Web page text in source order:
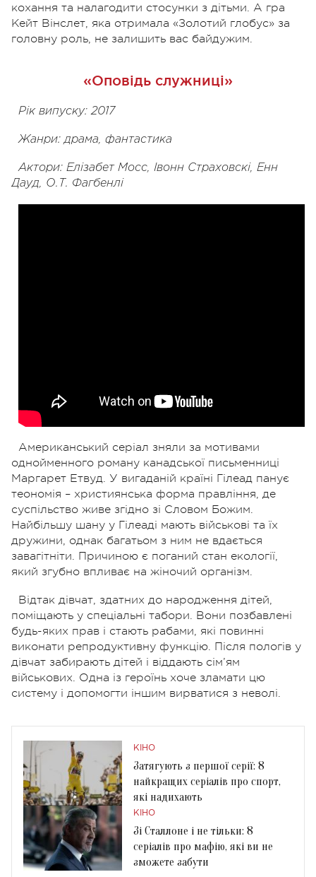
кохання та налагодити стосунки з дітьми. А гра
Кейт Вінслет, яка отримала «Золотий глобус» за
головну роль, не залишить вас байдужим.
«Оповідь служниці»
Рік випуску: 2017
Жанри: драма, фантастика
Актори: Елізабет Мосс, Івонн Страховскі, Енн
Дауд, О.Т. Фагбенлі
Американський серіал зняли за мотивами
однойменного роману канадської письменниці
Маргарет Етвуд. У вигаданій країні Гілеад панує
теономія – християнська форма правління, де
суспільство живе згідно зі Словом Божим.
Найбільшу шану у Гілеаді мають військові та їх
дружини, однак багатьом з ним не вдається
завагітніти. Причиною є поганий стан екології,
який згубно впливає на жіночий організм.
Відтак дівчат, здатних до народження дітей,
поміщають у спеціальні табори. Вони позбавлені
будь-яких прав і стають рабами, які повинні
виконати репродуктивну функцію. Після пологів у
дівчат забирають дітей і віддають сім’ям
військових. Одна із героїнь хоче зламати цю
систему і допомогти іншим вирватися з неволі.
КІНО
Затягують з першої серії: 8
найкращих серіалів про спорт,
які надихають
КІНО
Зі Сталлоне і не тільки: 8
серіалів про мафію, які ви не
зможете забути